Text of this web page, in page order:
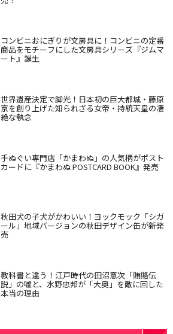
コンビニおにぎりが文房具に！コンビニの定番
商品をモチーフにした文房具シリーズ『ジムマ
ート』誕生
世界遺産決定で脚光！日本初の巨大都城・藤原
京を創り上げた知られざる女帝・持統天皇の凄
絶な執念
手ぬぐい専門店「かまわぬ」の人気柄がポスト
カードに『かまわぬ POSTCARD BOOK』発売
秋田犬の子犬がかわいい！ヨックモック「シガ
ール」地域バージョンの秋田デザイン缶が新発
売
教科書と違う！江戸時代の田沼意次「賄賂伝
説」の嘘と、水野忠邦が「大奥」を敵に回した
本当の理由